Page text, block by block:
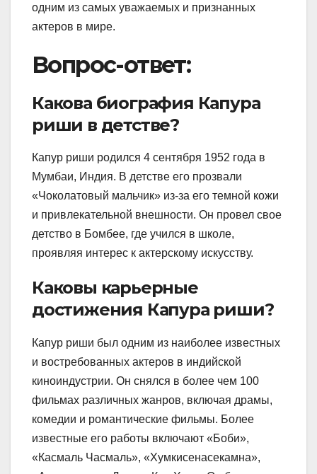
одним из самых уважаемых и признанных
актеров в мире.
Вопрос-ответ:
Какова биография Капура
риши в детстве?
Капур риши родился 4 сентября 1952 года в
Мумбаи, Индия. В детстве его прозвали
«Чоколатовый мальчик» из-за его темной кожи
и привлекательной внешности. Он провел свое
детство в Бомбее, где учился в школе,
проявляя интерес к актерскому искусству.
Каковы карьерные
достижения Капура риши?
Капур риши был одним из наиболее известных
и востребованных актеров в индийской
киноиндустрии. Он снялся в более чем 100
фильмах различных жанров, включая драмы,
комедии и романтические фильмы. Более
известные его работы включают «Боби»,
«Касмаль Часмаль», «Хумкисенасекамна»,